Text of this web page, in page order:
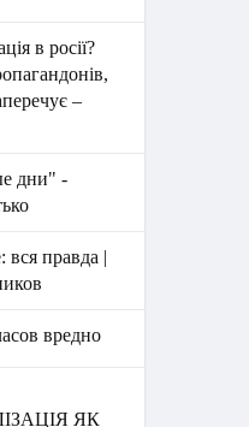
в росії?
–
дни" -
вся правда |
вредно
ЯК